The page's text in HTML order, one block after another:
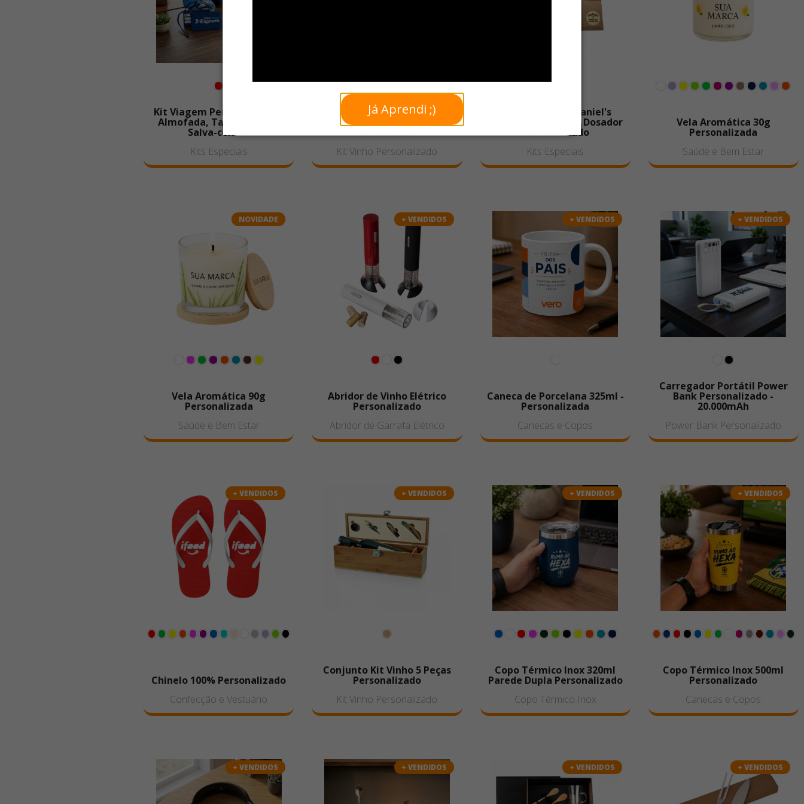
Já Aprendi ;)
Kit Viagem Personalizado -
Almofada, Tag de Mala e
Salva-celular
Kits Especiais
Kit Vinho com Taça
Personalizado
Kit Vinho Personalizado
Kit Whisky Jack Daniel's
Honey com Copos e Dosador
Personalizado
Kits Especiais
Vela Aromática 30g
Personalizada
Saúde e Bem Estar
NOVIDADE
Vela Aromática 90g
Personalizada
Saúde e Bem Estar
+ VENDIDOS
Abridor de Vinho Elétrico
Personalizado
Abridor de Garrafa Elétrico
+ VENDIDOS
Caneca de Porcelana 325ml -
Personalizada
Canecas e Copos
+ VENDIDOS
Carregador Portátil Power
Bank Personalizado -
20.000mAh
Power Bank Personalizado
+ VENDIDOS
Chinelo 100% Personalizado
Confecção e Vestuário
+ VENDIDOS
Conjunto Kit Vinho 5 Peças
Personalizado
Kit Vinho Personalizado
+ VENDIDOS
Copo Térmico Inox 320ml
Parede Dupla Personalizado
Copo Térmico Inox
+ VENDIDOS
Copo Térmico Inox 500ml
Personalizado
Canecas e Copos
+ VENDIDOS + VENDIDOS + VENDIDOS + VENDIDOS